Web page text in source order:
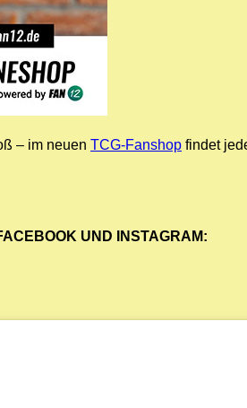
– im neuen TCG-Fanshop findet
UND INSTAGRAM: